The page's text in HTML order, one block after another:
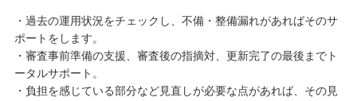
・過去の運用状況をチェックし、不備・整備漏れがあればそのサ
ポートをします。
・審査事前準備の支援、審査後の指摘対、更新完了の最後までト
ータルサポート。
・負担を感じている部分など見直しが必要な点があれば、その見